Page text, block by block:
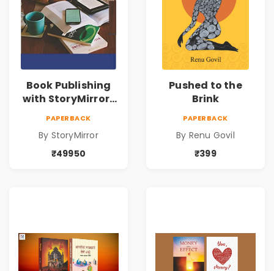
Book Publishing
with StoryMirror |
PAPERBACK
By StoryMirror
₹49950
Pushed to the
Brink
PAPERBACK
By Renu Govil
₹399